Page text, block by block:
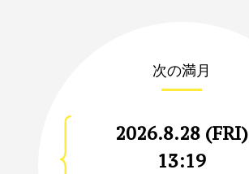
次の満月
2026.8.28 (FRI)
13:19